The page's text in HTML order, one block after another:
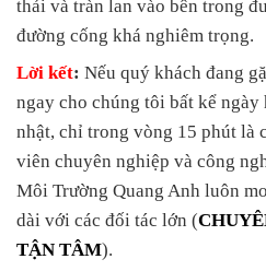
thải và tràn lan vào bên trong
đường cống khá nghiêm trọng.
Lời kết: Nếu quý khách đang
ngay cho chúng tôi bất kể ngày
nhật, chỉ trong vòng 15 phút là
viên chuyên nghiệp và công
Môi Trường Quang Anh luôn
dài với các đối tác lớn (
TẬN TÂM).